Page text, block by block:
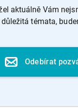
aktuálně Vám
témata,
Odebírat